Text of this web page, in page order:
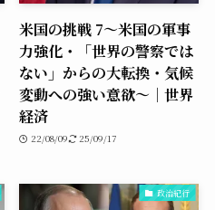
米国の挑戦 7〜米国の軍事
力強化・「世界の警察では
ない」からの大転換・気候
変動への強い意欲〜｜世界
経済
22/08/09 25/09/17
政治紀行